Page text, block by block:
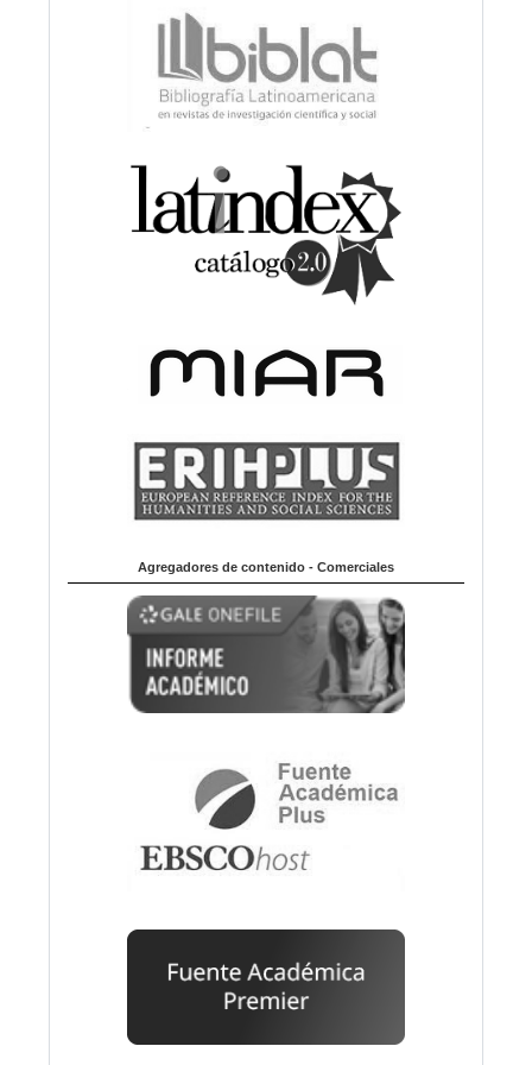
Agregadores de contenido - Comerciales